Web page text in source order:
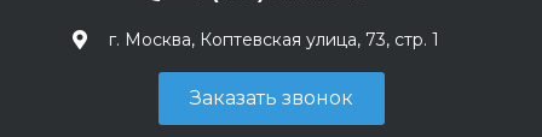
г. Москва, Коптевская улица, 73, стр. 1
Заказать звонок